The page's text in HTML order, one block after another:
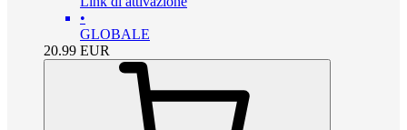
•
GLOBALE
20.99 EUR